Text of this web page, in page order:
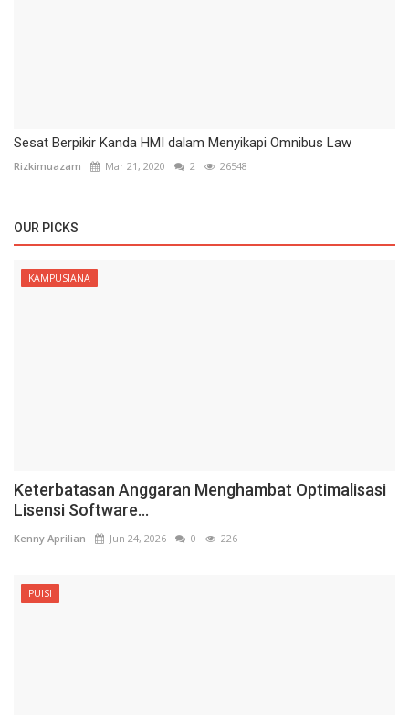
Sesat Berpikir Kanda HMI dalam Menyikapi Omnibus Law
Rizkimuazam Mar 21, 2020 2 26548
OUR PICKS
KAMPUSIANA
Keterbatasan Anggaran Menghambat Optimalisasi
Lisensi Software...
Kenny Aprilian Jun 24, 2026 0 226
PUISI